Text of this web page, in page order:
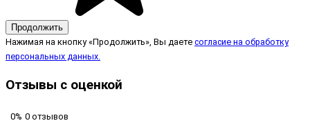
Продолжить
Нажимая на кнопку «Продолжить», Вы даете согласие на обработку
персональных данных.
Отзывы с оценкой
0% 0 отзывов